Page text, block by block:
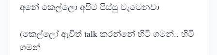
අනේ කෙල්ලො අපිට පිස්සු වැටෙනවා
(කෙල්ලෝ ඇවිත් talk කරන්නේ හිටි ගමන්.. හිටි
ගමන්